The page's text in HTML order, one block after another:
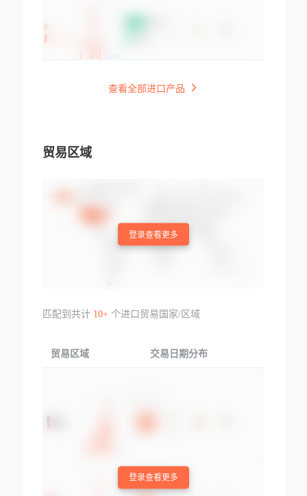
查看全部进口产品
贸易区域
登录查看更多
匹配到共计 10+个进口贸易国家/区域
贸易区域 交易日期分布
登录查看更多